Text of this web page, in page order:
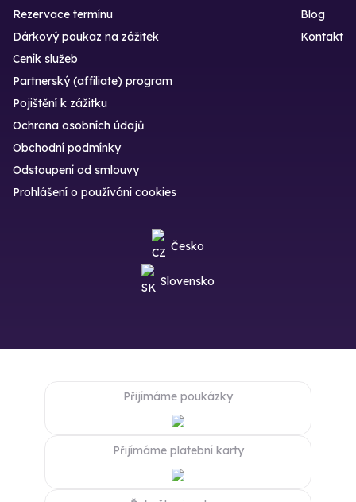
Rezervace termínu
Dárkový poukaz na zážitek
Blog
Kontakt
Ceník služeb
Partnerský (affiliate) program
Pojištění k zážitku
Ochrana osobních údajů
Obchodní podmínky
Odstoupení od smlouvy
Prohlášení o používání cookies
Česko
Slovensko
Přijímáme poukázky
Přijímáme platební karty